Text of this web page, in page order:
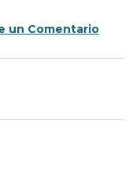
un Comentario